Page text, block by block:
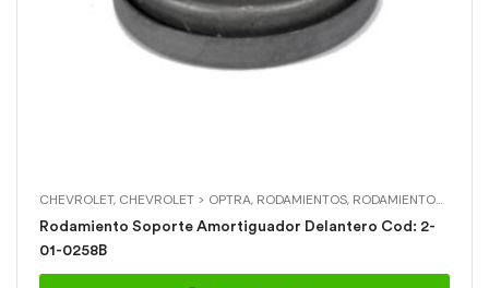
CHEVROLET, CHEVROLET > OPTRA, RODAMIENTOS, RODAMIENTOS > RODAMIENTO SOPORTE AMORTIGUADOR DELANTERO
Rodamiento Soporte Amortiguador Delantero Cod: 2-
01-0258B